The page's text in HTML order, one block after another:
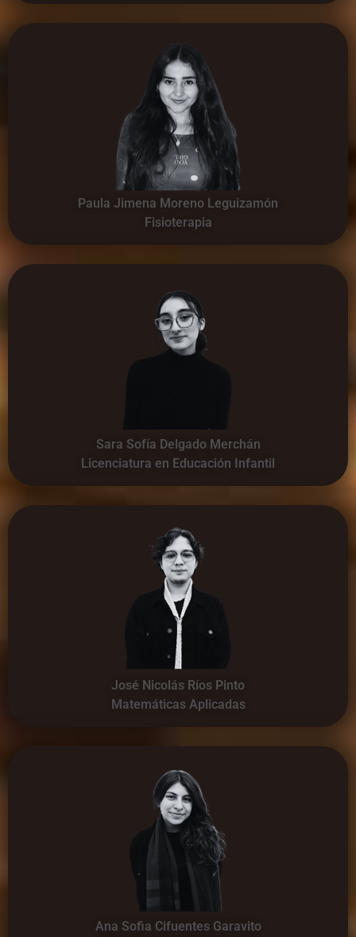
Paula Jimena Moreno Leguizamón
Fisioterapia
Sara Sofía Delgado Merchán
Licenciatura en Educación Infantil
José Nicolás Ríos Pinto
Matemáticas Aplicadas
Ana Sofia Cifuentes Garavito